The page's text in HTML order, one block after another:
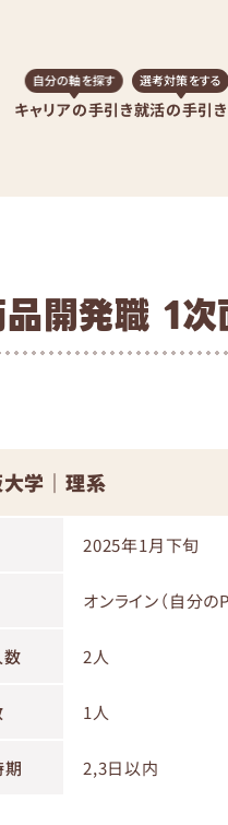
キャリアの手引き
自分の軸を探す
就活の手引き
選考対策をする
開発職 1次
学｜理系
2025年1月下旬
オンライン（自分の
2人
1人
2,3日以内